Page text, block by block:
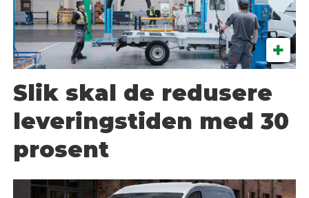
Slik skal de redusere
leveringstiden med 30
prosent